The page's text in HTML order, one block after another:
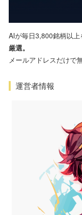
AIが毎日3,800銘柄以上
厳選。
メールアドレスだけで
運営者情報